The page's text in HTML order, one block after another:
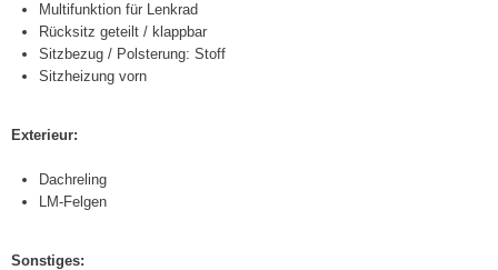
Multifunktion für Lenkrad
Rücksitz geteilt / klappbar
Sitzbezug / Polsterung: Stoff
Sitzheizung vorn
Exterieur:
Dachreling
LM-Felgen
Sonstiges: